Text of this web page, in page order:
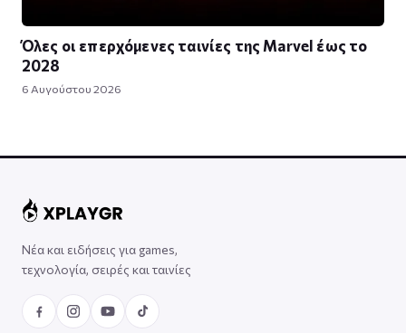
Όλες οι επερχόμενες ταινίες της Marvel έως το
2028
6 Αυγούστου 2026
Νέα και ειδήσεις για games,
τεχνολογία, σειρές και ταινίες